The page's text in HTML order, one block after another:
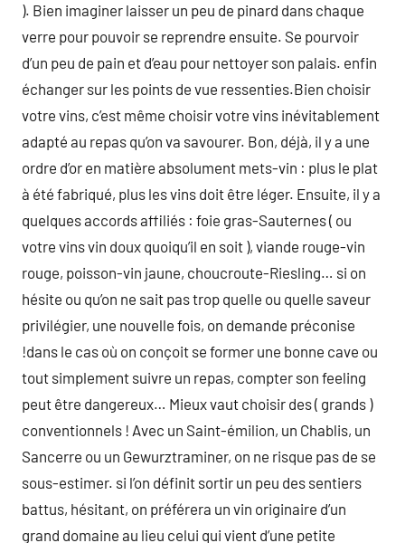
). Bien imaginer laisser un peu de pinard dans chaque
verre pour pouvoir se reprendre ensuite. Se pourvoir
d’un peu de pain et d’eau pour nettoyer son palais. enfin
échanger sur les points de vue ressenties.Bien choisir
votre vins, c’est même choisir votre vins inévitablement
adapté au repas qu’on va savourer. Bon, déjà, il y a une
ordre d’or en matière absolument mets-vin : plus le plat
à été fabriqué, plus les vins doit être léger. Ensuite, il y a
quelques accords affiliés : foie gras-Sauternes ( ou
votre vins vin doux quoiqu’il en soit ), viande rouge-vin
rouge, poisson-vin jaune, choucroute-Riesling… si on
hésite ou qu’on ne sait pas trop quelle ou quelle saveur
privilégier, une nouvelle fois, on demande préconise
!dans le cas où on conçoit se former une bonne cave ou
tout simplement suivre un repas, compter son feeling
peut être dangereux… Mieux vaut choisir des ( grands )
conventionnels ! Avec un Saint-émilion, un Chablis, un
Sancerre ou un Gewurztraminer, on ne risque pas de se
sous-estimer. si l’on définit sortir un peu des sentiers
battus, hésitant, on préférera un vin originaire d’un
grand domaine au lieu celui qui vient d’une petite